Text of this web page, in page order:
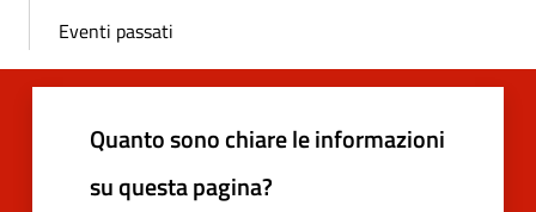
Eventi passati
Quanto sono chiare le informazioni
su questa pagina?